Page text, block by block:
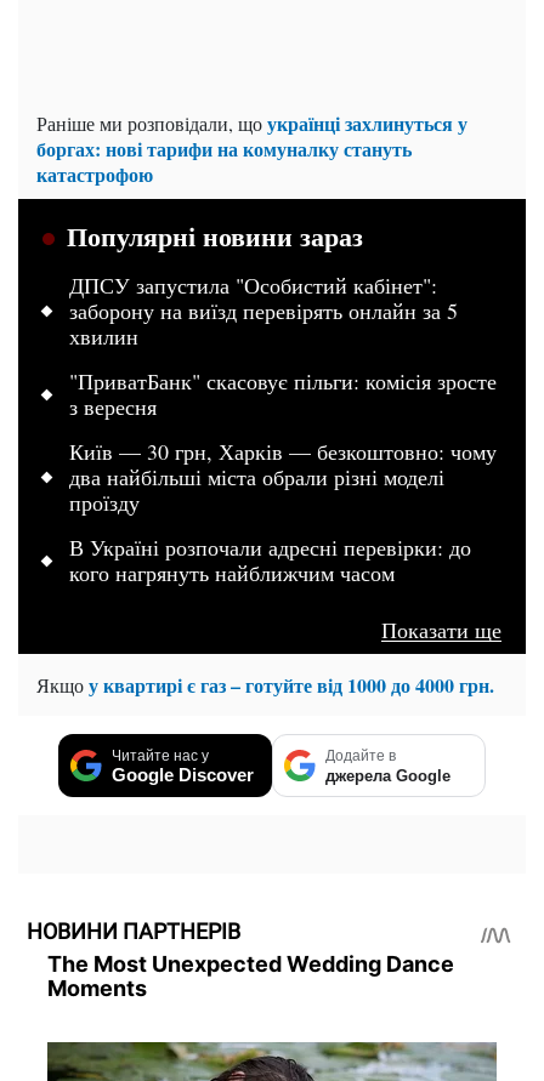
Раніше ми розповідали, щоукраїнці захлинуться у
боргах: нові тарифи на комуналку стануть
катастрофою
Популярні новини зараз
ДПСУ запустила "Особистий кабінет":
заборону на виїзд перевірять онлайн за 5
хвилин
"ПриватБанк" скасовує пільги: комісія зросте
з вересня
Київ — 30 грн, Харків — безкоштовно: чому
два найбільші міста обрали різні моделі
проїзду
В Україні розпочали адресні перевірки: до
кого нагрянуть найближчим часом
Показати ще
Якщоу квартирі є газ – готуйте від 1000 до 4000 грн.
Читайте нас у
Google Discover
Додайте в
джерела Google
НОВИНИ ПАРТНЕРІВ
The Most Unexpected Wedding Dance
Moments